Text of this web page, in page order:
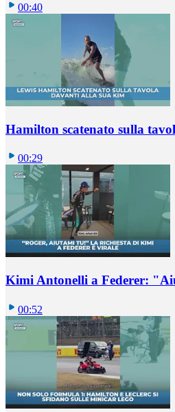
00:40
Hamilton scatenato sulla
00:29
Kimi Antonelli a Federer:
00:52